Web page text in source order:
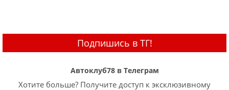
Подпишись в ТГ!
Автоклуб78 в Телеграм
Хотите больше? Получите доступ к эксклюзивному